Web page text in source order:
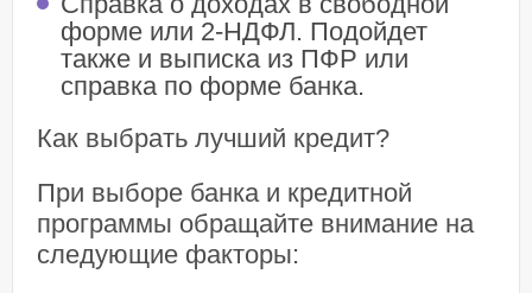
форме или 2-НДФЛ. Подойдет
также и выписка из ПФР или
справка по форме банка.
Как выбрать лучший кредит?
При выборе банка и кредитной
программы обращайте внимание на
следующие факторы: